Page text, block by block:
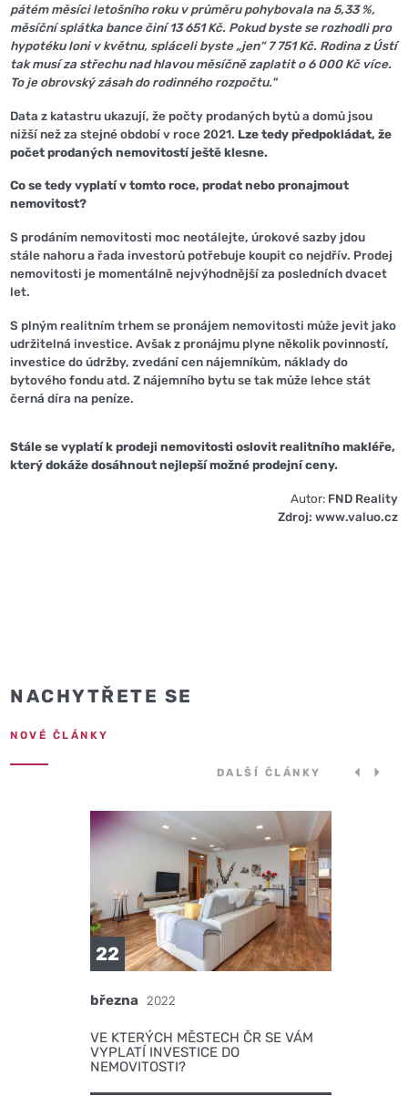
pátém měsíci letošního roku v průměru pohybovala na 5,33 %,
měsíční splátka bance činí 13 651 Kč. Pokud byste se rozhodli pro
hypotéku loni v květnu, spláceli byste „jen“ 7 751 Kč. Rodina z Ústí
tak musí za střechu nad hlavou měsíčně zaplatit o 6 000 Kč více.
To je obrovský zásah do rodinného rozpočtu."
Data z katastru ukazují, že počty prodaných bytů a domů jsou
nižší než za stejné období v roce 2021. Lze tedy předpokládat, že
počet prodaných nemovitostí ještě klesne.
Co se tedy vyplatí v tomto roce, prodat nebo pronajmout
nemovitost?
S prodáním nemovitosti moc neotálejte, úrokové sazby jdou
stále nahoru a řada investorů potřebuje koupit co nejdřív. Prodej
nemovitosti je momentálně nejvýhodnější za posledních dvacet
let.
S plným realitním trhem se pronájem nemovitosti může jevit jako
udržitelná investice. Avšak z pronájmu plyne několik povinností,
investice do údržby, zvedání cen nájemníkům, náklady do
bytového fondu atd. Z nájemního bytu se tak může lehce stát
černá díra na peníze.
Stále se vyplatí k prodeji nemovitosti oslovit realitního makléře,
který dokáže dosáhnout nejlepší možné prodejní ceny.
Autor: FND Reality
Zdroj: www.valuo.cz
NACHYTŘETE SE
NOVÉ ČLÁNKY
DALŠÍ ČLÁNKY
22
března 2022
VE KTERÝCH MĚSTECH ČR SE VÁM
VYPLATÍ INVESTICE DO
NEMOVITOSTI?